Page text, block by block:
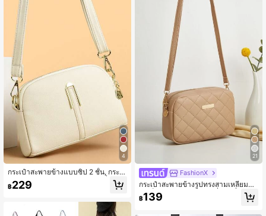
4
กระเป๋าสะพายข้างแบบซิป 2 ชั้น, กระเป๋
าสะพายผู้หญิง PU หนังอ่อน แฟชั่น, กร
ะเป๋าสะพายมัดได้หลายแบบ สำหรับสต
฿229
21
FashionX
กระเป๋าสะพายข้างรูปทรงสามเหลี่ยมขน
าดเล็กลวดลายหมอนรองนั่งแฟชั่นใหม่
สำหรับผู้หญิง
฿139